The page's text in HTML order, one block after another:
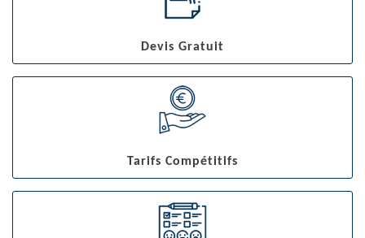
Devis Gratuit
Tarifs Compétitifs